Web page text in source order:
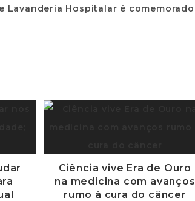
Ciência vive Era de Ouro
na medicina com avanços
rumo à cura do câncer